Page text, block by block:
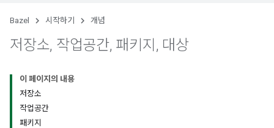
Bazel 시작하기 개념
저장소, 작업공간, 패키지 , 대상
이 페이지의 내용
저장소
작업공간
패키지